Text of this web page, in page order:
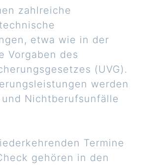
zahlreiche
etwa wie in der
Vorgaben des
(UVG).
werden
Nichtberufsunfälle
Termine
gehören in den